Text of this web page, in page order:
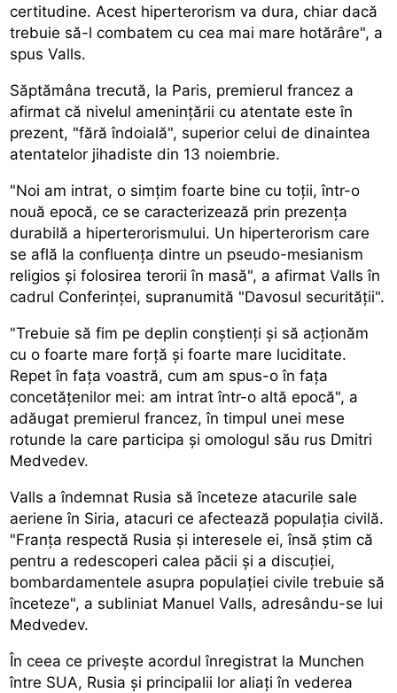
certitudine. Acest hiperterorism va dura, chiar dacă
trebuie să-l combatem cu cea mai mare hotărâre", a
spus Valls.
Săptămâna trecută, la Paris, premierul francez a
afirmat că nivelul amenințării cu atentate este în
prezent, "fără îndoială", superior celui de dinaintea
atentatelor jihadiste din 13 noiembrie.
"Noi am intrat, o simțim foarte bine cu toții, într-o
nouă epocă, ce se caracterizează prin prezența
durabilă a hiperterorismului. Un hiperterorism care
se află la confluența dintre un pseudo-mesianism
religios și folosirea terorii în masă", a afirmat Valls în
cadrul Conferinței, supranumită "Davosul securității".
"Trebuie să fim pe deplin conștienți și să acționăm
cu o foarte mare forță și foarte mare luciditate.
Repet în fața voastră, cum am spus-o în fața
concetățenilor mei: am intrat într-o altă epocă", a
adăugat premierul francez, în timpul unei mese
rotunde la care participa și omologul său rus Dmitri
Medvedev.
Valls a îndemnat Rusia să înceteze atacurile sale
aeriene în Siria, atacuri ce afectează populația civilă.
"Franța respectă Rusia și interesele ei, însă știm că
pentru a redescoperi calea păcii și a discuției,
bombardamentele asupra populației civile trebuie să
înceteze", a subliniat Manuel Valls, adresându-se lui
Medvedev.
În ceea ce privește acordul înregistrat la Munchen
între SUA, Rusia și principalii lor aliați în vederea